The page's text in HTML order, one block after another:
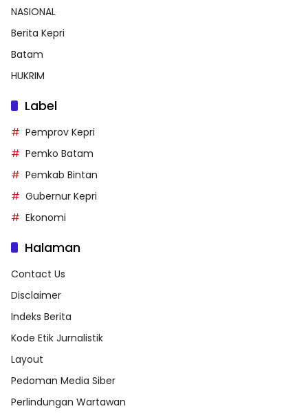
NASIONAL
Berita Kepri
Batam
HUKRIM
Label
Pemprov Kepri
Pemko Batam
Pemkab Bintan
Gubernur Kepri
Ekonomi
Halaman
Contact Us
Disclaimer
Indeks Berita
Kode Etik Jurnalistik
Layout
Pedoman Media Siber
Perlindungan Wartawan